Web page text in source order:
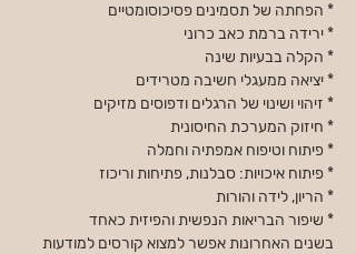
* הפחתה של תסמינים פסיכוסומטיים
* ירידה ברמת כאב כרוני
* הקלה בבעיות שינה
* יציאה ממעגלי חשיבה מטרידים
* זיהוי ושינוי של הרגלים ודפוסים מזיקים
* חיזוק המערכת החיסונית
* פיתוח וטיפוח אמפתיה וחמלה
* פיתוח איכויות: סבלנות, פתיחות וריכוז
* הריון, לידה והורות
* שיפור הבריאות הנפשית והפיזית כאחד
בשנים האחרונות אפשר למצוא קורסים למודעות